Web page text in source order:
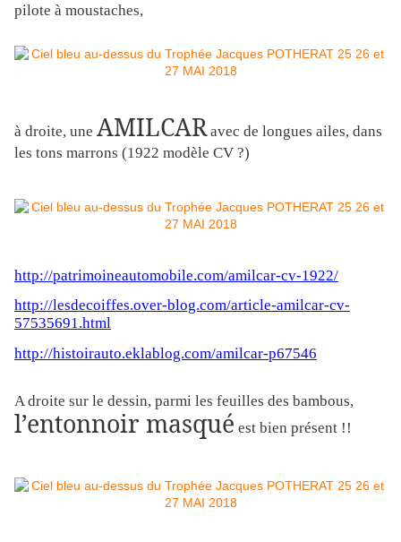
pilote à moustaches,
à droite, une AMILCARavec de longues ailes, dans
les tons marrons (1922 modèle CV ?)
http://patrimoineautomobile.com/amilcar-cv-1922/
http://lesdecoiffes.over-blog.com/article-amilcar-cv-
57535691.html
http://histoirauto.eklablog.com/amilcar-p67546
A droite sur le dessin, parmi les feuilles des bambous,
l’entonnoir masqué est bien présent !!